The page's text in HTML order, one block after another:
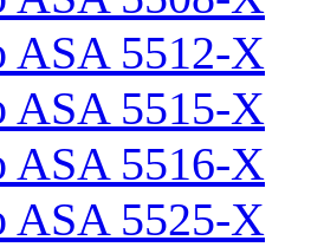
ASA 5512-X
ASA 5515-X
ASA 5516-X
ASA 5525-X